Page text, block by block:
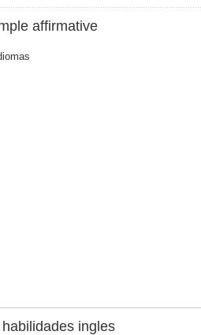
affirmative
ingles